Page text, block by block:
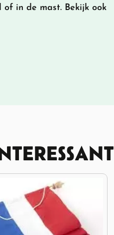
in de mast. Bekijk ook